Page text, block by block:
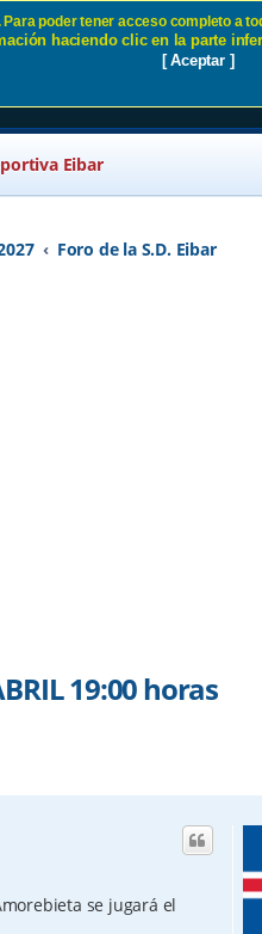
5
Eibar
Foro de la S.D. Eibar
19:00 horas
se jugará el
poder tener acceso completo a
haciendo clic en la parte
[ Aceptar ]